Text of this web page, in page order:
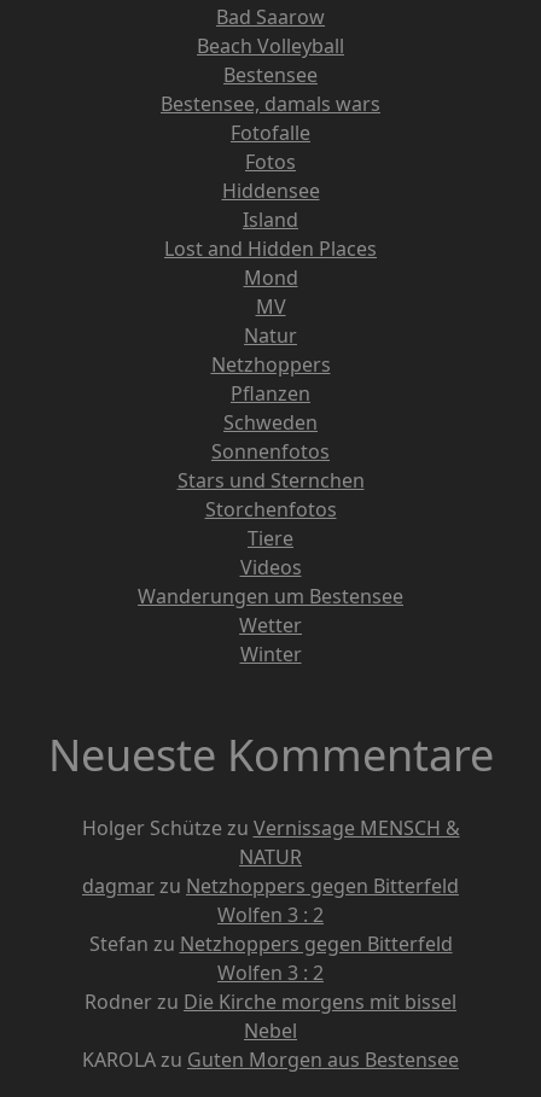
Bad Saarow
Beach Volleyball
Bestensee
Bestensee, damals wars
Fotofalle
Fotos
Hiddensee
Island
Lost and Hidden Places
Mond
MV
Natur
Netzhoppers
Pflanzen
Schweden
Sonnenfotos
Stars und Sternchen
Storchenfotos
Tiere
Videos
Wanderungen um Bestensee
Wetter
Winter
Neueste Kommentare
Holger Schütze zu Vernissage MENSCH &
NATUR
dagmarzu Netzhoppers gegen Bitterfeld
Wolfen 3 : 2
Stefan zu Netzhoppers gegen Bitterfeld
Wolfen 3 : 2
Rodnerzu Die Kirche morgens mit bissel
Nebel
KAROLAzu Guten Morgen aus Bestensee